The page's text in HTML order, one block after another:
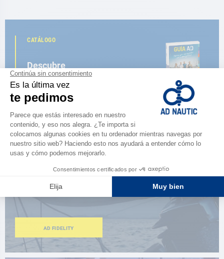
CATÁLOGO
Descubre
la nueva guía AD 2026
NAVEGAR POR EL CATÁLOGO
Benefíciate de ventajas exclusivas
AD FIDELITY